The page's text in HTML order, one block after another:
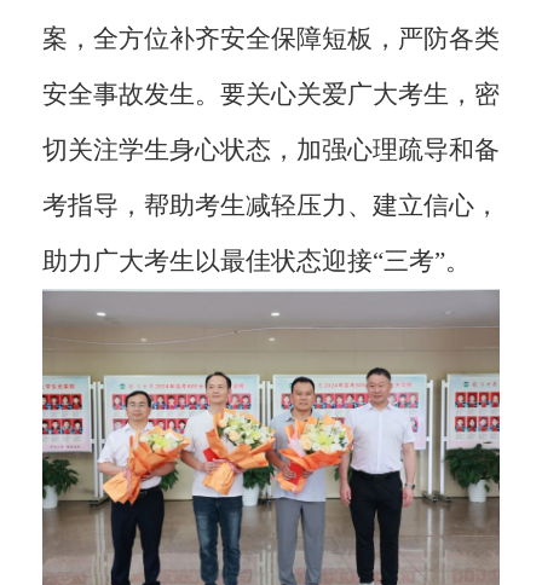
案，全方位补齐安全保障短板，严防各类
安全事故发生。要关心关爱广大考生，密
切关注学生身心状态，加强心理疏导和备
考指导，帮助考生减轻压力、建立信心，
助力广大考生以最佳状态迎接“三考”。